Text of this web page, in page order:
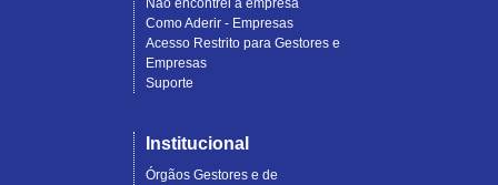
Não encontrei a empresa
Como Aderir - Empresas
Acesso Restrito para Gestores e
Empresas
Suporte
Institucional
Órgãos Gestores e de